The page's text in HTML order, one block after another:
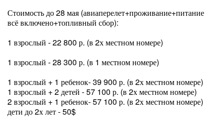
Стоимость до 28 мая (авиаперелет+проживание+питание
всё включено+топливный сбор):
1 взрослый - 22 800 р. (в 2х местном номере)
1 взрослый - 28 300 р. (в 1 местном номере)
1 взрослый + 1 ребенок- 39 900 р. (в 2х местном номере)
1 взрослый + 2 детей - 57 100 р. (в 2х местном номере)
2 взрослый + 1 ребенок- 57 100 р. (в 2х местном номере)
дети до 2х лет - 50$